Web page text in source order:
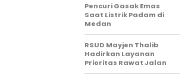
Pencuri Gasak Emas
Saat Listrik Padam di
Medan
RSUD Mayjen Thalib
Hadirkan Layanan
Prioritas Rawat Jalan